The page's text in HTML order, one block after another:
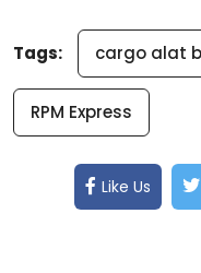
Tags: cargo alat
RPM Express
Like Us